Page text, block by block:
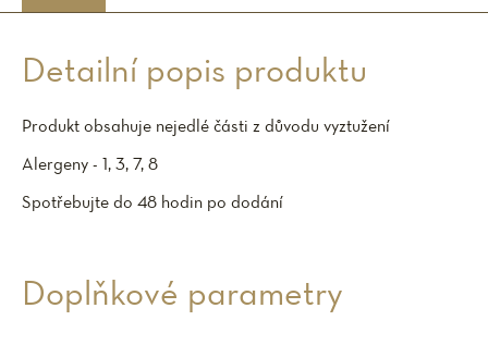
Detailní popis produktu
Produkt obsahuje nejedlé části z důvodu vyztužení
Alergeny - 1, 3, 7, 8
Spotřebujte do 48 hodin po dodání
Doplňkové parametry